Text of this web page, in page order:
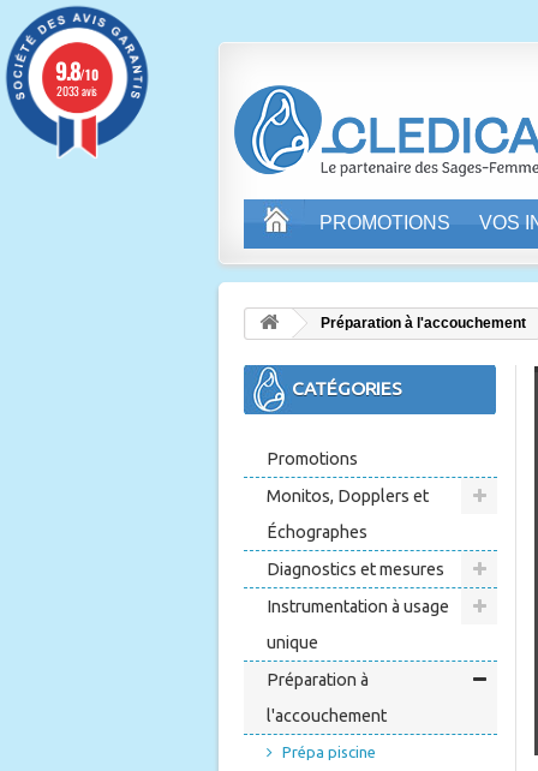
PROMOTIONS VOS
Préparation à l'accouchement
CATÉGORIES
Promotions
Monitos, Dopplers et
Échographes
Diagnostics et mesures
Instrumentation à usage
unique
Préparation à
l'accouchement
Prépa piscine
9.8/10
2033 avis